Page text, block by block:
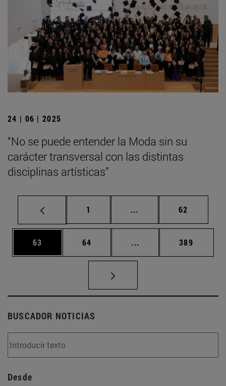
24 | 06 | 2025
“No se puede entender la Moda sin su
carácter transversal con las distintas
disciplinas artísticas”
Página
1 ... Páginas intermedias
Página
62
Página
63 Página
64 ... Páginas intermedias
Página
389
BUSCADOR NOTICIAS
Desde